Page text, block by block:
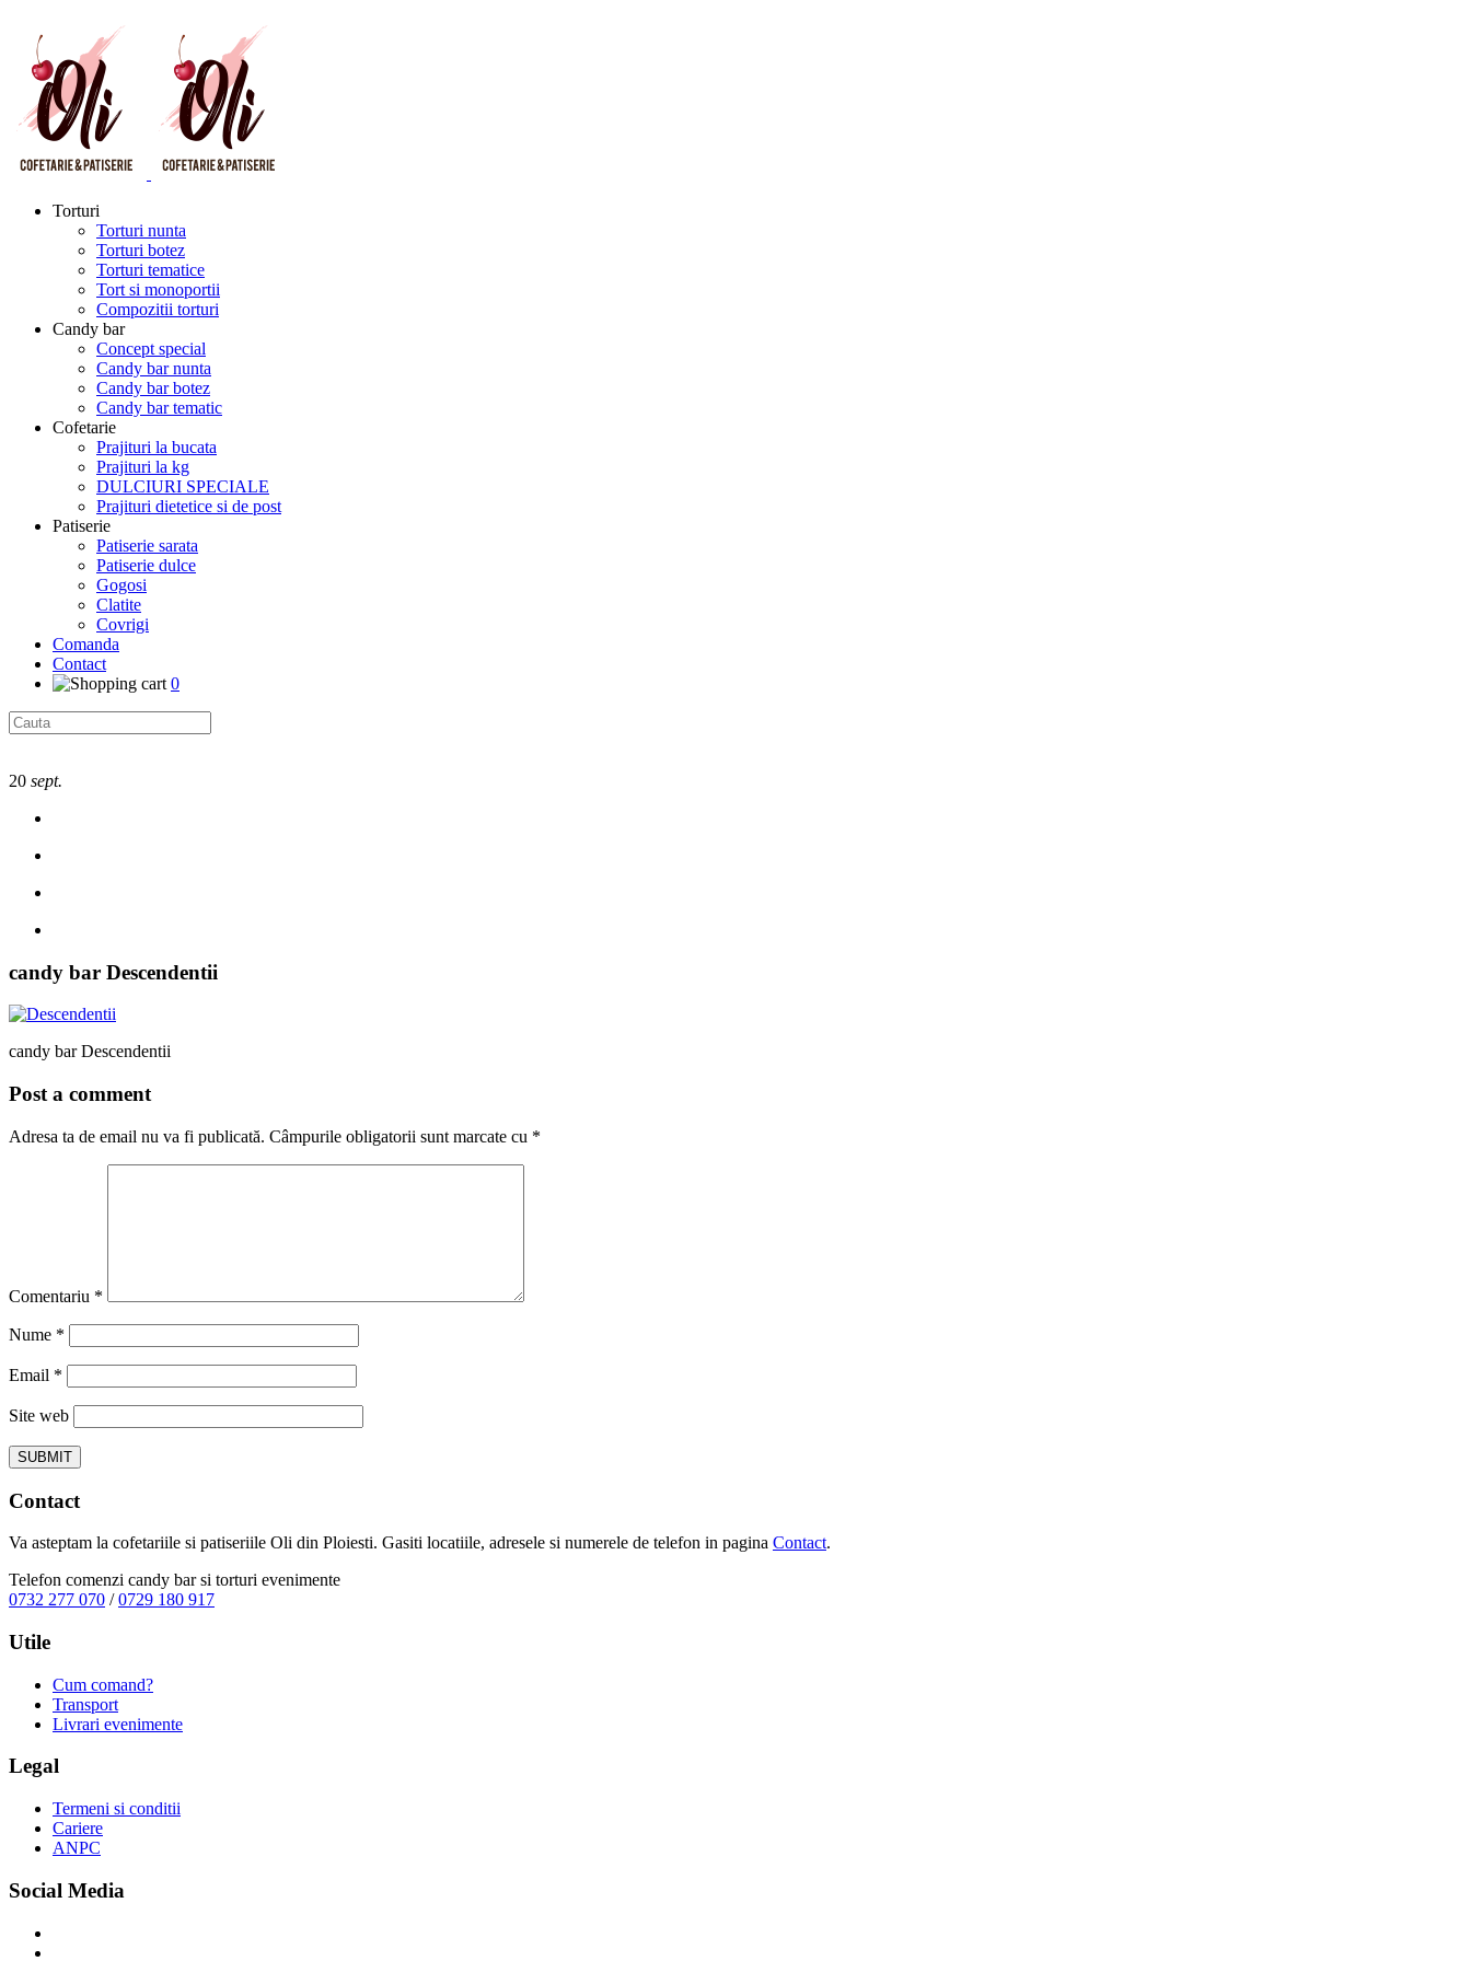
Torturi
Torturi nunta
Torturi botez
Torturi tematice
Tort si monoportii
Compozitii torturi
Candy bar
Concept special
Candy bar nunta
Candy bar botez
Candy bar tematic
Cofetarie
Prajituri la bucata
Prajituri la kg
DULCIURI SPECIALE
Prajituri dietetice si de post
Patiserie
Patiserie sarata
Patiserie dulce
Gogosi
Clatite
Covrigi
Comanda
Contact
0
20 sept.
candy bar Descendentii
candy bar Descendentii
Post a comment
Adresa ta de email nu va fi publicată. Câmpurile obligatorii sunt marcate cu *
Comentariu *
Nume *
Email *
Site web
Contact
Va asteptam la cofetariile si patiseriile Oli din Ploiesti. Gasiti locatiile, adresele si numerele de telefon in pagina Contact.
Telefon comenzi candy bar si torturi evenimente
0732 277 070 /0729 180 917
Utile
Cum comand?
Transport
Livrari evenimente
Legal
Termeni si conditii
Cariere
ANPC
Social Media